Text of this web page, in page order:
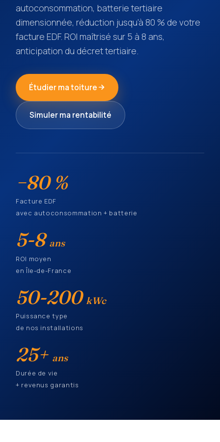
autoconsommation, batterie tertiaire
dimensionnée, réduction jusqu'à 80 % de votre
facture EDF. ROI maîtrisé sur 5 à 8 ans,
anticipation du décret tertiaire.
Étudier ma toiture
Simuler ma rentabilité
−80 %
Facture EDF
avec autoconsommation + batterie
5-8 ans
ROI moyen
en Île-de-France
50-200 kWc
Puissance type
de nos installations
25+ ans
Durée de vie
+ revenus garantis